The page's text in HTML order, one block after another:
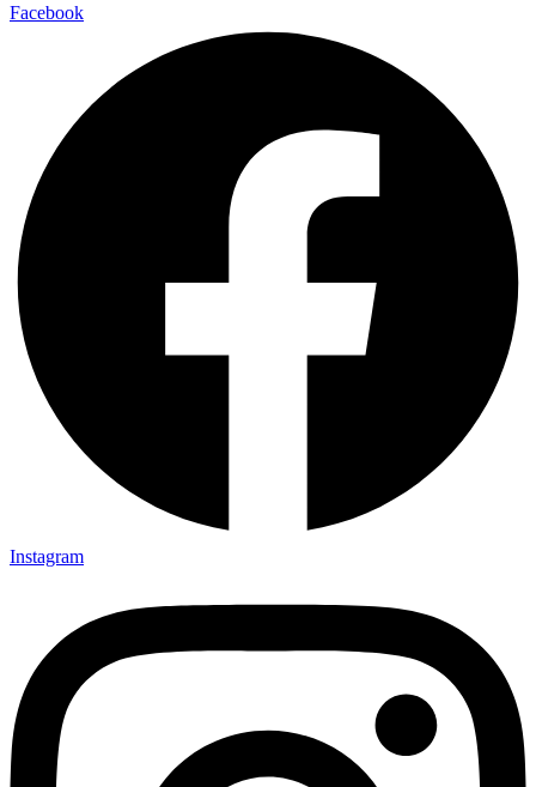
Facebook
Instagram